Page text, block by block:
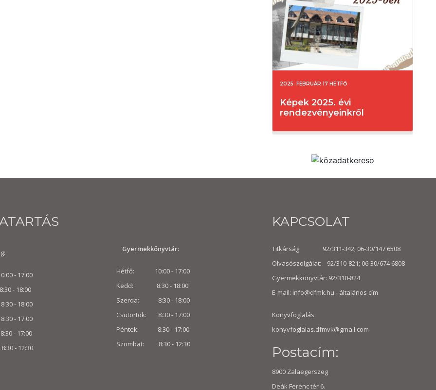
2025. FEBRUÁR 17 HÉTFŐ
Képek 2025. évi
rendezvényeinkről
- 17:00
- 18:00
- 18:00
- 17:00
- 17:00
- 12:30
Gyermekkönyvtár:
Hétfő: 10:00 - 17:00
Kedd: 8:30 - 18:00
Szerda: 8:30 - 18:00
Csütörtök: 8:30 - 17:00
Péntek: 8:30 - 17:00
Szombat: 8:30 - 12:30
KAPCSOLAT
Titkárság 92/311-342; 06-30/147 6508
Olvasószolgálat: 92/310-821; 06-30/674 6808
Gyermekkönyvtár: 92/310-824
E-mail: info@dfmk.hu - általános cím
Könyvfoglalás:
konyvfoglalas.dfmvk@gmail.com
Postacím:
8900 Zalaegerszeg
Deák Ferenc tér 6.